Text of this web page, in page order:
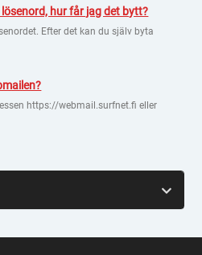
hur får jag det bytt?
Efter det kan du själv byta
https://webmail.surfnet.fi eller